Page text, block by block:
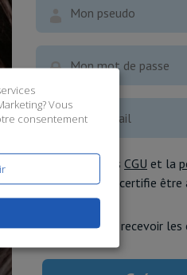
J'accepte les CGU et la
données, et certifie être
J'accepte de recevoir
? Vous
consentement